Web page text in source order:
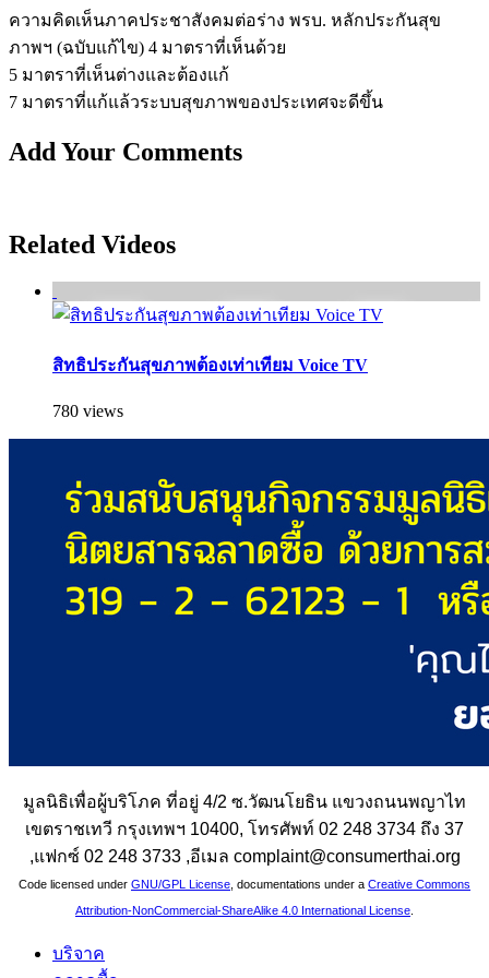
ความคิดเห็นภาคประชาสังคมต่อร่าง พรบ. หลักประกันสุข
ภาพฯ (ฉบับแก้ไข) 4 มาตราที่เห็นด้วย
5 มาตราที่เห็นต่างและต้องแก้
7 มาตราที่แก้แล้วระบบสุขภาพของประเทศจะดีขึ้น
Add Your Comments
Related Videos
สิทธิประกันสุขภาพต้องเท่าเทียม Voice TV
780 views
มูลนิธิเพื่อผู้บริโภค ที่อยู่ 4/2 ซ.วัฒนโยธิน แขวงถนนพญาไท
เขตราชเทวี กรุงเทพฯ 10400, โทรศัพท์ 02 248 3734 ถึง 37
,แฟกซ์ 02 248 3733 ,อีเมล complaint@consumerthai.org
Code licensed under GNU/GPL License , documentations under a Creative Commons
Attribution-NonCommercial-ShareAlike 4.0 International License
บริจาค